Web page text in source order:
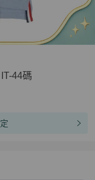
44碼